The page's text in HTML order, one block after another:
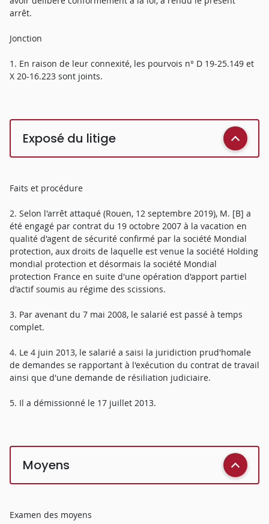
arrêt.
Jonction
1. En raison de leur connexité, les pourvois n° D 19-25.149 et
X 20-16.223 sont joints.
Exposé du litige
Faits et procédure
2. Selon l'arrêt attaqué (Rouen, 12 septembre 2019), M. [B] a
été engagé par contrat du 19 octobre 2007 à la vacation en
qualité d'agent de sécurité confirmé par la société Mondial
protection, aux droits de laquelle est venue la société Holding
mondial protection et désormais la société Mondial
protection France en suite d'une opération d'apport partiel
d'actif soumis au régime des scissions.
3. Par avenant du 7 mai 2008, le salarié est passé à temps
complet.
4. Le 4 juin 2013, le salarié a saisi la juridiction prud'homale
de demandes se rapportant à l'exécution du contrat de travail
ainsi que d'une demande de résiliation judiciaire.
5. Il a démissionné le 17 juillet 2013.
Moyens
Examen des moyens